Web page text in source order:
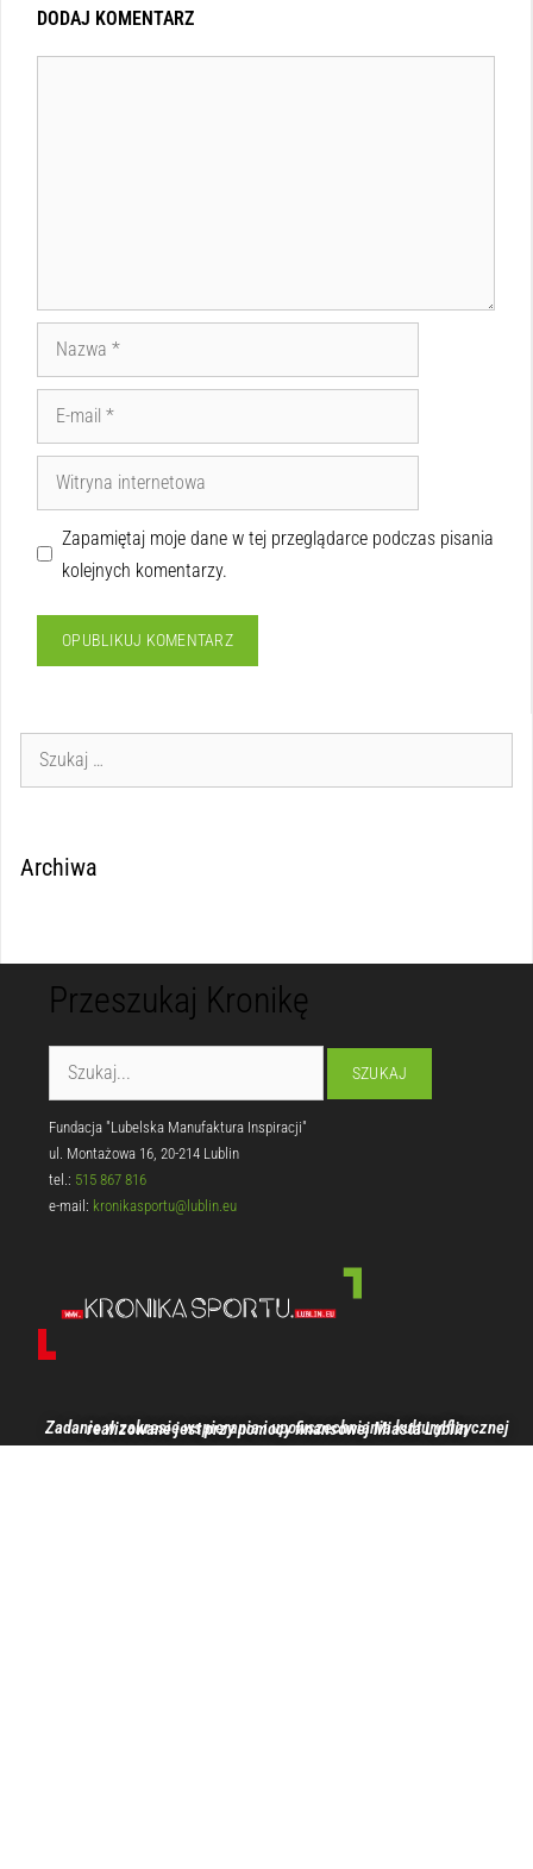
DODAJ KOMENTARZ
Zapamiętaj moje dane w tej przeglądarce podczas pisania
kolejnych komentarzy.
Archiwa
Przeszukaj Kronikę
Fundacja "Lubelska Manufaktura Inspiracji"
ul. Montażowa 16, 20-214 Lublin
tel.: 515 867 816
e-mail: kronikasportu@lublin.eu
Zadanie w zakresie wspierania i upowszechniania kultury fizycznej realizowane jest przy pomocy finansowej Miasta Lublin